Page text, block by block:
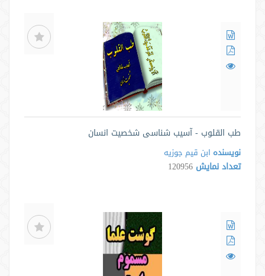
طب القلوب - آسیب شناسی شخصیت انسان
نویسنده ابن قیم جوزیه
تعداد نمایش 120956